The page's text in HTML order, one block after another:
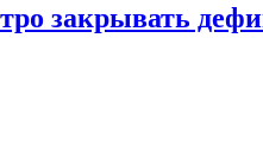
закрывать